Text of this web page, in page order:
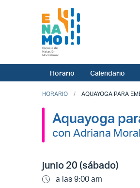
Horario Calendario
HORARIO AQUAYOGA PARA
Aquayoga
con Adriana
junio 20 (sábado)
a las 9:00 am